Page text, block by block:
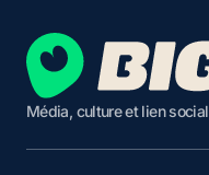
Média, culture et lien